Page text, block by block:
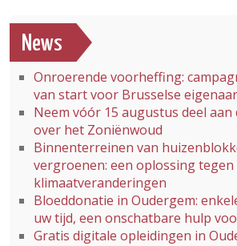
News
Onroerende voorheffing:
van start voor Brusselse
Neem vóór 15 augustus deel
over het Zoniënwoud
Binnenterreinen van
vergroenen: een oplossing tegen
klimaatveranderingen
Bloeddonatie in Oudergem:
uw tijd, een onschatbare hulp
Gratis digitale opleidingen in